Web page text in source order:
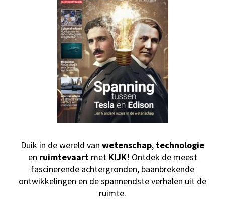
Duik in de wereld van wetenschap, technologie
en ruimtevaartmet KIJK! Ontdek de meest
fascinerende achtergronden, baanbrekende
ontwikkelingen en de spannendste verhalen uit de
ruimte.